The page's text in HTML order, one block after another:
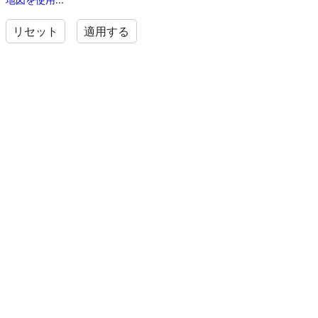
リセット 適用する